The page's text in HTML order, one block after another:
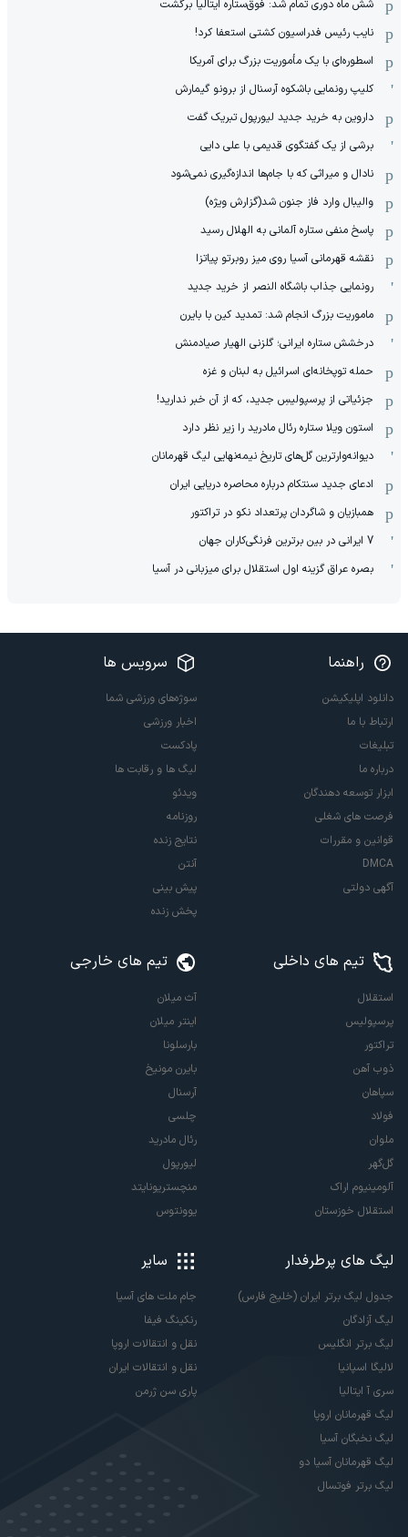
شش ماه دوری تمام شد: فوق‌ستاره ایتالیا برگشت
نایب رئیس فدراسیون کشتی استعفا کرد!
اسطوره‌ای با یک مأموریت بزرگ برای آمریکا
کلیپ رونمایی باشکوه آرسنال از برونو گیمارش
داروین به خرید جدید لیورپول تبریک گفت
برشی از یک گفتگوی قدیمی با علی دایی
نادال و میراثی که با جام‌ها اندازه‌گیری نمی‌شود
والیبال وارد فاز جنون شد(گزارش ویژه)
پاسخ منفی ستاره آلمانی به الهلال رسید
نقشه قهرمانی آسیا روی میز روبرتو پیاتزا
رونمایی جذاب باشگاه النصر از خرید جدید
ماموریت بزرگ انجام شد: تمدید کین با بایرن
درخشش ستاره ایرانی؛ گلزنی الهیار صیادمنش
حمله توپخانه‌ای اسرائیل به لبنان و غزه
جزئیاتی از پرسپولیسِ جدید، که از آن ‌خبر ندارید!
استون ویلا ستاره رئال مادرید را زیر نظر دارد
دیوانه‌وارترین گل‌های تاریخ نیمه‌نهایی لیگ قهرمانان
ادعای جدید سنتکام درباره محاصره دریایی ایران
همبازیان و شاگردان پرتعداد نکو در تراکتور
7 ایرانی در بین برترین فرنگی‌کاران جهان
بصره عراق گزینه اول استقلال برای میزبانی در آسیا
راهنما
دانلود اپلیکیشن
ارتباط با ما
تبلیغات
درباره ما
ابزار توسعه دهندگان
فرصت های شغلی
قوانین و مقررات
DMCA
آگهی دولتی
سرویس ها
سوژه‌های ورزشی شما
اخبار ورزشی
پادکست
لیگ ها و رقابت ها
ویدئو
روزنامه
نتایج زنده
آنتن
پیش بینی
پخش زنده
تیم های داخلی
استقلال
پرسپولیس
تراکتور
ذوب آهن
سپاهان
فولاد
ملوان
گل‌گهر
آلومینیوم اراک
استقلال خوزستان
تیم های خارجی
آث میلان
اینتر میلان
بارسلونا
بایرن مونیخ
آرسنال
چلسی
رئال مادرید
لیورپول
منچستریونایتد
یوونتوس
لیگ های پرطرفدار
جدول لیگ برتر ایران (خلیج فارس)
لیگ آزادگان
لیگ برتر انگلیس
لالیگا اسپانیا
سری آ ایتالیا
لیگ قهرمانان اروپا
لیگ نخبگان آسیا
لیگ قهرمانان آسیا دو
لیگ برتر فوتسال
سایر
جام ملت های آسیا
رنکینگ فیفا
نقل و انتقالات اروپا
نقل و انتقالات ایران
پاری سن ژرمن